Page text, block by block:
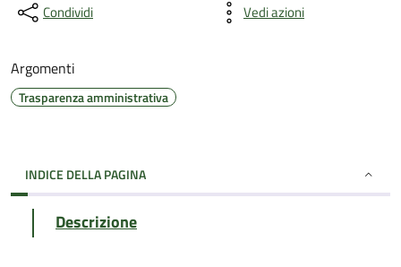
Condividi Vedi azioni
Argomenti
Trasparenza amministrativa
INDICE DELLA PAGINA
Descrizione